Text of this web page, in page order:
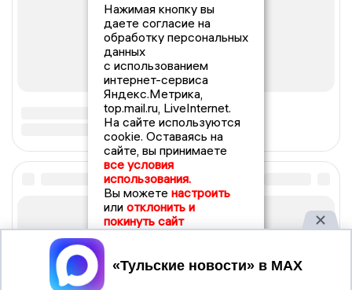
Нажимая кнопку вы
даете согласие на
обработку персональных
данных
с использованием
интернет-сервиса
Яндекс.Метрика,
top.mail.ru, LiveInternet.
На сайте используются
cookie. Оставаясь на
сайте, вы принимаете
все условия
использования.
Вы можете настроить
или отклонить и
покинуть сайт
Принять